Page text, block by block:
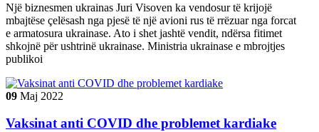
Një biznesmen ukrainas Juri Visoven ka vendosur të krijojë
mbajtëse çelësash nga pjesë të një avioni rus të rrëzuar nga forcat
e armatosura ukrainase. Ato i shet jashtë vendit, ndërsa fitimet
shkojnë për ushtrinë ukrainase. Ministria ukrainase e mbrojtjes
publikoi
09 Maj 2022
Vaksinat anti COVID dhe problemet kardiake